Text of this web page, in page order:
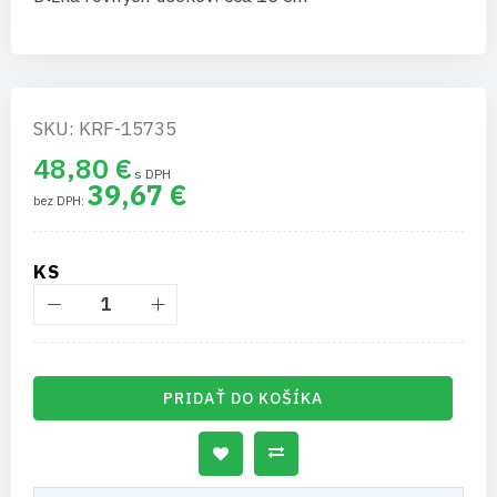
SKU: KRF-15735
48,80 €
39,67 €
KS
PRIDAŤ DO KOŠÍKA